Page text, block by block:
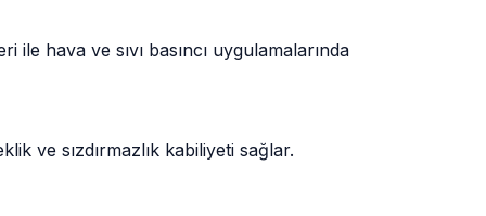
hava ve sıvı basıncı uygulamalarında
ve sızdırmazlık kabiliyeti sağlar.